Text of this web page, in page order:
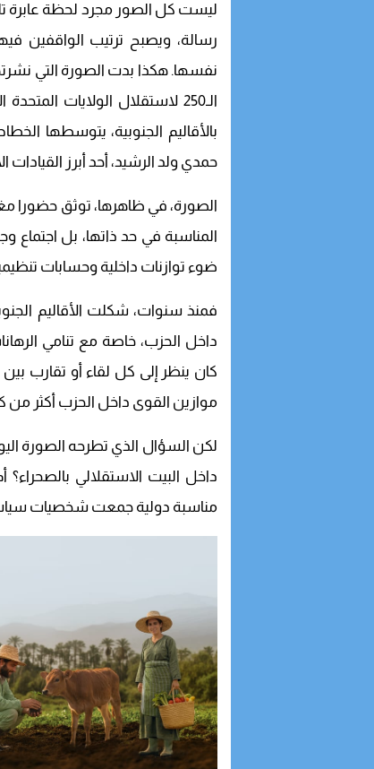
ليست كل الصور مجرد لحظة عابرة
رسالة، ويصبح ترتيب الواقفين
نفسها. هكذا بدت الصورة التي
الـ250 لاستقلال الولايات
بالأقاليم الجنوبية، يتوسطها
حمدي ولد الرشيد، أحد أبرز القيادات
الصورة، في ظاهرها، توثق حضورا
المناسبة في حد ذاتها، بل اجتماع
ضوء توازنات داخلية وحسابات
فمنذ سنوات، شكلت الأقاليم
داخل الحزب، خاصة مع تنامي
كان ينظر إلى كل لقاء أو تقارب بين
موازين القوى داخل الحزب أكثر
لكن السؤال الذي تطرحه الصورة
داخل البيت الاستقلالي
مناسبة دولية جمعت شخصيات